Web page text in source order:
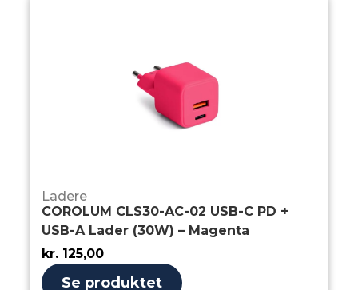
Ladere
COROLUM CLS30-AC-02 USB-C PD +
USB-A Lader (30W) – Magenta
kr. 125,00
Se produktet